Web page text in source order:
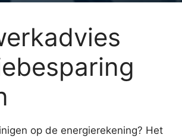
op de energierekening? Het